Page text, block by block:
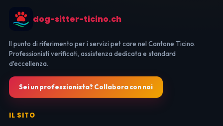
dog-sitter-ticino.ch
Il punto di riferimento per i servizi pet care nel Cantone Ticino.
Professionisti verificati, assistenza dedicata e standard
d'eccellenza.
Sei un professionista? Collabora con noi
IL SITO